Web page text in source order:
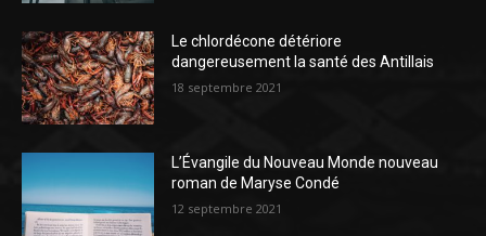
Le chlordécone détériore
dangereusement la santé des Antillais
18 septembre 2021
L’Évangile du Nouveau Monde nouveau
roman de Maryse Condé
12 septembre 2021